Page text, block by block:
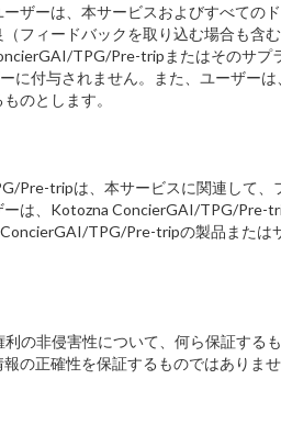
ザーは、本サービスおよびすべての
フィードバックを取り込む場合も含む
TPG/Pre-tripまたはそのサプ
付与されません。また、ユーザーは
のとします。
tripは、本サービスに関連して、
は、Kotozna ConcierGAI/TPG/Pre-
TPG/Pre-tripの製品または
非侵害性について、何ら保証するも
の正確性を保証するものではありま